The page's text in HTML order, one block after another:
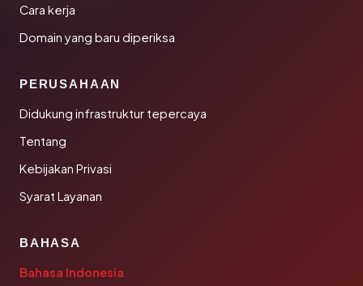
Cara kerja
Domain yang baru diperiksa
PERUSAHAAN
Didukung infrastruktur tepercaya
Tentang
Kebijakan Privasi
Syarat Layanan
BAHASA
Bahasa Indonesia